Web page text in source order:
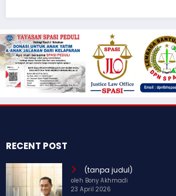
RECENT POST
(tanpa judul)
oleh Bony Akhmadi
23 April 2026